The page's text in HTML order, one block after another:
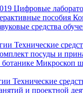
Цифровые
пособия
средства
Технические
посуды и
Микроскоп
Технические
и проектной